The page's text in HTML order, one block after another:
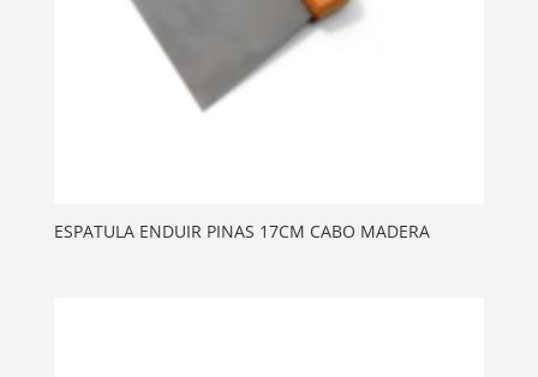
ESPATULA ENDUIR PINAS 17CM CABO MADERA